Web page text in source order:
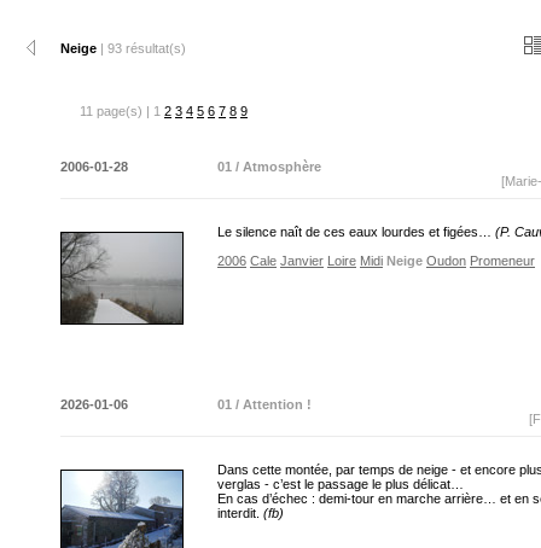
Neige | 93 résultat(s)
11 page(s) | 1 2 3 4 5 6 7 8 9
2006-01-28
01 / Atmosphère
Le silence naît de ces eaux lourdes et figées… (P.
2006 Cale Janvier Loire Midi Neige Oudon Promeneur
2026-01-06
01 / Attention !
Dans cette montée, par temps de neige - et encore
verglas - c’est le passage le plus délicat…
En cas d’échec : demi-tour en marche arrière… et en
interdit. (fb)